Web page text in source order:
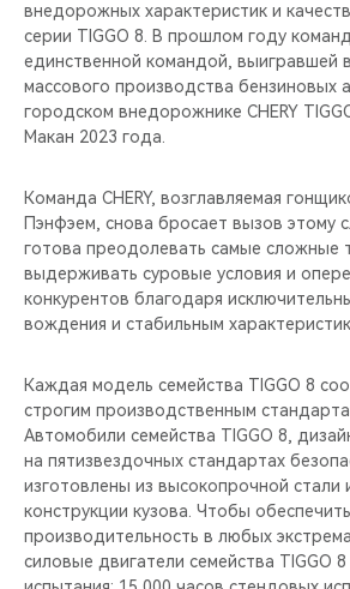
внедорожных характеристик и
серии TIGGO 8. В прошлом году
единственной командой, выигравшей
массового производства бензиновых
городском внедорожнике CHERY
Макан 2023 года.
Команда CHERY, возглавляемая
Пэнфэем, снова бросает вызов этому
готова преодолевать самые сложные
выдерживать суровые условия и
конкурентов благодаря
вождения и стабильным
Каждая модель семейства TIGGO 8
строгим производственным
Автомобили семейства TIGGO 8,
на пятизвездочных стандартах
изготовлены из высокопрочной стали
конструкции кузова. Чтобы
производительность в любых
силовые двигатели семейства TIGGO